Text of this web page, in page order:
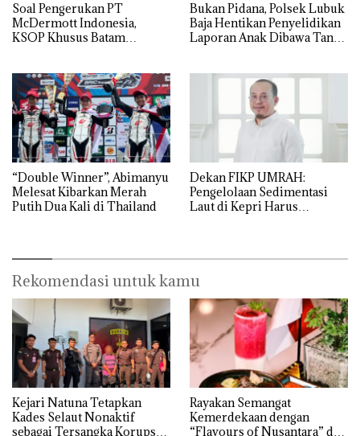
‎Soal Pengerukan PT
McDermott Indonesia,
KSOP Khusus Batam
Bukan Pidana, Polsek Lubuk
Baja Hentikan Penyelidikan
Laporan Anak Dibawa Tanpa
“Double Winner”, Abimanyu
Melesat Kibarkan Merah
Putih Dua Kali di Thailand
Dekan FIKP UMRAH:
Pengelolaan Sedimentasi
Laut di Kepri Harus
Rekomendasi untuk kamu
Kejari Natuna Tetapkan
Kades Selaut Nonaktif
sebagai Tersangka Korupsi
Rayakan Semangat
Kemerdekaan dengan
“Flavours of Nusantara” di